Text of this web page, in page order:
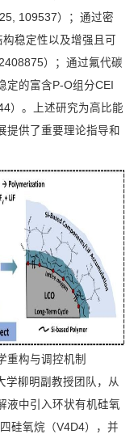
109537）；通过密
稳定性以及增强且可
）；通过氟代碳
定的富含P-O组分CEI
）。上述研究为高比能
提供了重要理论指导和
重构与调控机制
学柳明副教授团队，从
液中引入环状有机硅氧
硅氧烷（V4D4），并